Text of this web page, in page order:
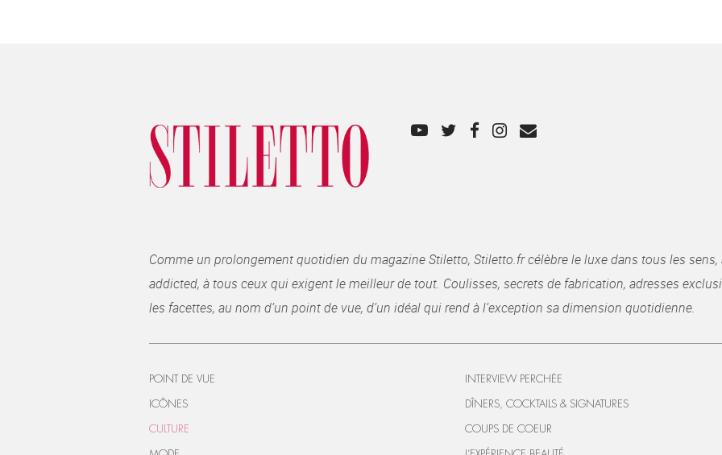
Comme un prolongement quotidien du magazine Stiletto, Stiletto.fr célèbre le luxe dans tous les
addicted, à tous ceux qui exigent le meilleur de tout. Coulisses, secrets de fabrication, adresses
les facettes, au nom d’un point de vue, d’un idéal qui rend à l’exception sa dimension quotidienne.
POINT DE VUE
ICÔNES
CULTURE
INTERVIEW PERCHÉE
DÎNERS, COCKTAILS & SIGNATURES
COUPS DE COEUR